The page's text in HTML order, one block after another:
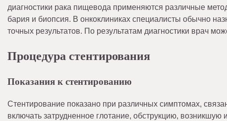
диагностики рака пищевода применяются различные
бария и биопсия. В онкоклиниках специалисты обычно
точных результатов. По результатам диагностики врач
Процедура стентирования
Показания к стентированию
Стентирование показано при различных симптомах,
включать затрудненное глотание, обструкцию, возникшую